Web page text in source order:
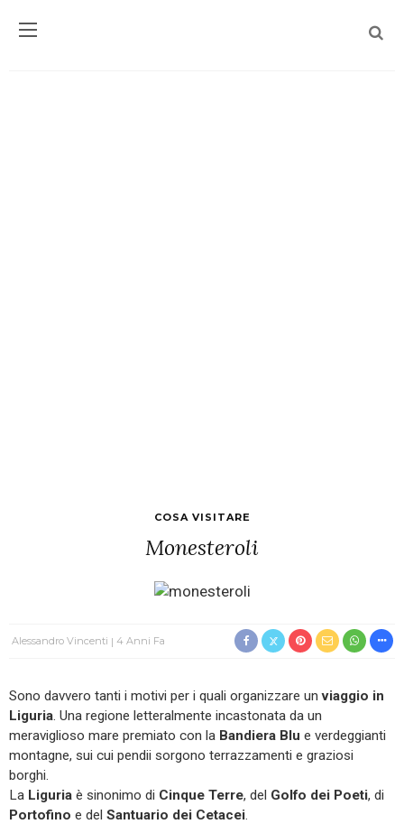
COSA VISITARE
Monesteroli
Alessandro Vincenti 4 Anni Fa
Sono davvero tanti i motivi per i quali organizzare unviaggio in
Liguria. Una regione letteralmente incastonata da un
meraviglioso mare premiato con la Bandiera Blu e verdeggianti
montagne, sui cui pendii sorgono terrazzamenti e graziosi
borghi.
La Liguria è sinonimo di Cinque Terre, del Golfo dei Poeti, di
Portofino e del Santuario dei Cetacei.